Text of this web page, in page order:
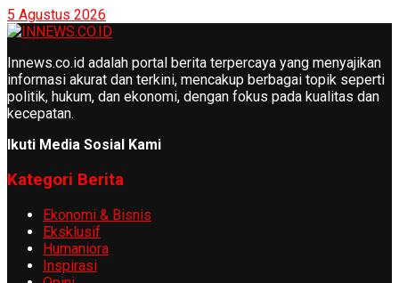
5 Agustus 2026
Innews.co.id adalah portal berita terpercaya yang menyajikan
informasi akurat dan terkini, mencakup berbagai topik seperti
politik, hukum, dan ekonomi, dengan fokus pada kualitas dan
kecepatan.
Ikuti Media Sosial Kami
Kategori Berita
Ekonomi & Bisnis
Eksklusif
Humaniora
Inspirasi